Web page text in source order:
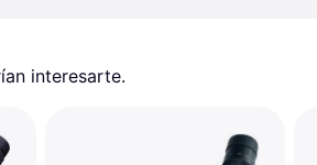
interesarte.